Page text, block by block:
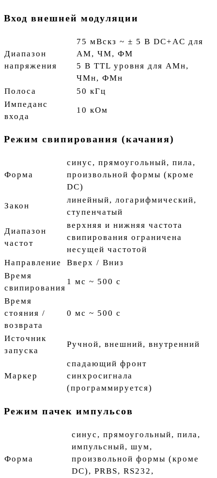
Вход внешней модуляции
Диапазон
напряжения
75 мВскз ~ ± 5 В DC+AC для
АМ, ЧМ, ФМ
5 В TTL уровня для АМн,
ЧМн, ФМн
Полоса
50 кГц
Импеданс
входа
10 кОм
Режим свипирования (качания)
Форма
синус, прямоугольный, пила,
произвольной формы (кроме
DC)
Закон
линейный, логарифмический,
ступенчатый
Диапазон
частот
верхняя и нижняя частота
свипирования ограничена
несущей частотой
Направление
Вверх / Вниз
Время
свипирования
1 мс ~ 500 с
Время
стояния /
возврата
0 мс ~ 500 с
Источник
запуска
Ручной, внешний, внутренний
Маркер
спадающий фронт
синхросигнала
(программируется)
Режим пачек импульсов
Форма
синус, прямоугольный, пила,
импульсный, шум,
произвольной формы (кроме
DC), PRBS, RS232,